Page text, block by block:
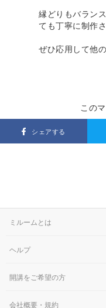
縁どりもバラン
ても丁寧に制作
ぜひ応用して他
この
シェアする
ミルームとは
ヘルプ
開講をご希望の方
会社概要・規約